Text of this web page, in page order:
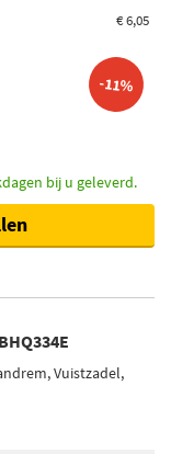
€ 6,05
-11%
bij u geleverd.
Vuistzadel,